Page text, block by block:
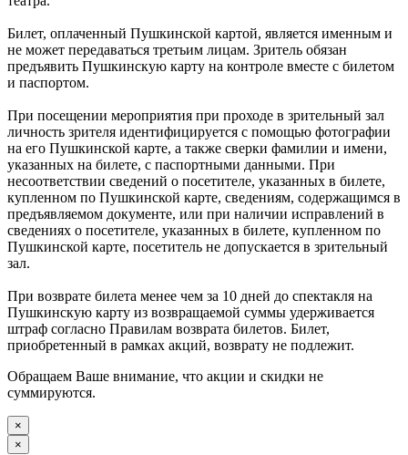
Билет, оплаченный Пушкинской картой, является именным и
не может передаваться третьим лицам. Зритель обязан
предъявить Пушкинскую карту на контроле вместе с билетом
и паспортом.
При посещении мероприятия при проходе в зрительный зал
личность зрителя идентифицируется с помощью фотографии
на его Пушкинской карте, а также сверки фамилии и имени,
указанных на билете, с паспортными данными. При
несоответствии сведений о посетителе, указанных в билете,
купленном по Пушкинской карте, сведениям, содержащимся в
предъявляемом документе, или при наличии исправлений в
сведениях о посетителе, указанных в билете, купленном по
Пушкинской карте, посетитель не допускается в зрительный
зал.
При возврате билета менее чем за 10 дней до спектакля на
Пушкинскую карту из возвращаемой суммы удерживается
штраф согласно Правилам возврата билетов. Билет,
приобретенный в рамках акций, возврату не подлежит.
Обращаем Ваше внимание, что акции и скидки не
суммируются.
×
×